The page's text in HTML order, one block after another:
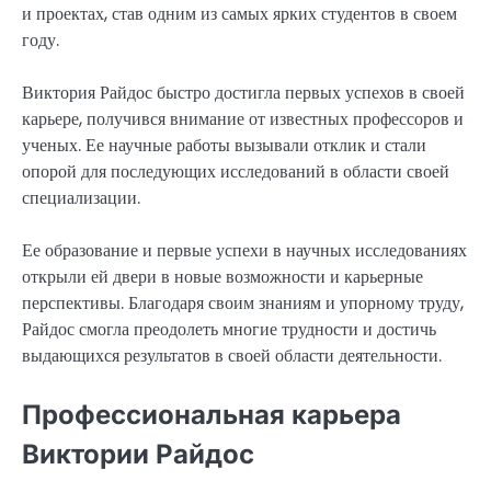
и проектах, став одним из самых ярких студентов в своем
году.
Виктория Райдос быстро достигла первых успехов в своей
карьере, получився внимание от известных профессоров и
ученых. Ее научные работы вызывали отклик и стали
опорой для последующих исследований в области своей
специализации.
Ее образование и первые успехи в научных исследованиях
открыли ей двери в новые возможности и карьерные
перспективы. Благодаря своим знаниям и упорному труду,
Райдос смогла преодолеть многие трудности и достичь
выдающихся результатов в своей области деятельности.
Профессиональная карьера
Виктории Райдос